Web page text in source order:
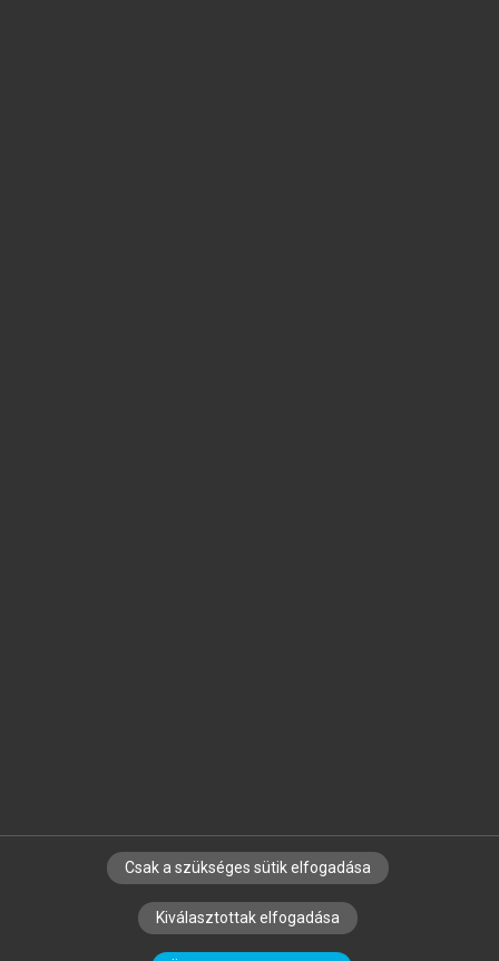
SZERZŐKNEK CÉGEKNEK KÖNYVTÁROSOKNAK
SZERKESZTÉSI ÉS LEKTORÁLÁSI ALAPELVEK
Csak a szükséges sütik elfogadása
Kiválasztottak elfogadása